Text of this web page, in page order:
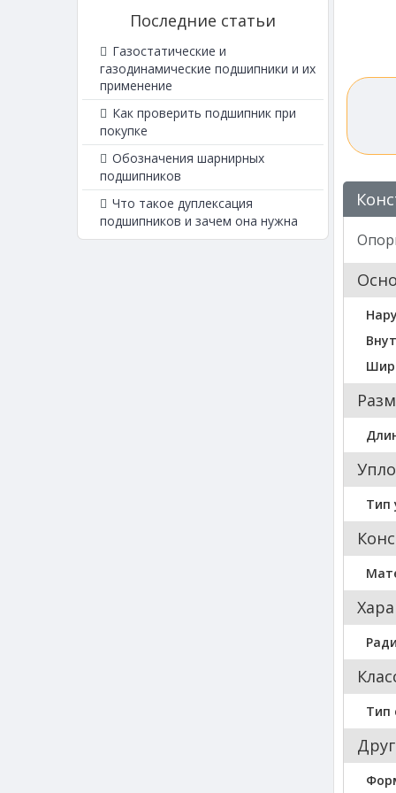
Последние статьи
Газостатические и
газодинамические подшипники и их
применение
Как проверить подшипник при
покупке
Обозначения шарнирных
подшипников
Что такое дуплексация
подшипников и зачем она нужна
Тип
Тип